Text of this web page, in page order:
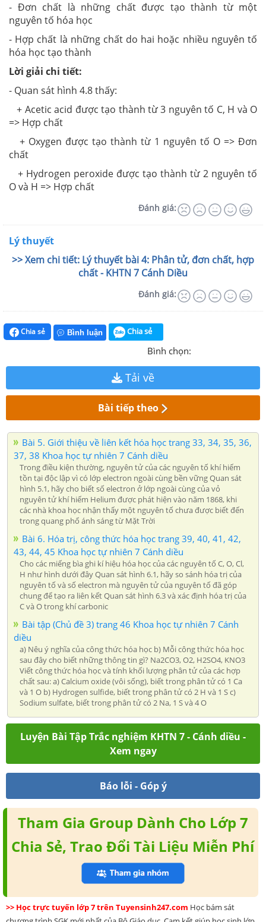
- Đơn chất là những chất được tạo thành từ một
nguyên tố hóa học
- Hợp chất là những chất do hai hoặc nhiều nguyên tố
hóa học tạo thành
Lời giải chi tiết:
- Quan sát hình 4.8 thấy:
+ Acetic acid được tạo thành từ 3 nguyên tố C, H và O
=> Hợp chất
+ Oxygen được tạo thành từ 1 nguyên tố O => Đơn
chất
+ Hydrogen peroxide được tạo thành từ 2 nguyên tố
O và H => Hợp chất
Đánh giá:
Lý thuyết
>> Xem chi tiết: Lý thuyết bài 4: Phân tử, đơn chất, hợp
chất - KHTN 7 Cánh Diều
Đánh giá:
Chia sẻ Bình luận Chia sẻ
Bình chọn:
Tải về
Bài tiếp theo
Bài 5. Giới thiệu về liên kết hóa học trang 33, 34, 35, 36,
37, 38 Khoa học tự nhiên 7 Cánh diều
Trong điều kiện thường, nguyên tử của các nguyên tố khí hiếm
tồn tại độc lập vì có lớp electron ngoài cùng bền vững Quan sát
hình 5.1, hãy cho biết số electron ở lớp ngoài cùng của vỏ
nguyên tử khí hiếm Helium được phát hiện vào năm 1868, khi
các nhà khoa học nhận thấy một nguyên tố chưa được biết đến
trong quang phổ ánh sáng từ Mặt Trời
Bài 6. Hóa trị, công thức hóa học trang 39, 40, 41, 42,
43, 44, 45 Khoa học tự nhiên 7 Cánh diều
Cho các miếng bìa ghi kí hiệu hóa học của các nguyên tố C, O, Cl,
H như hình dưới đây Quan sát hình 6.1, hãy so sánh hóa trị của
nguyên tố và số electron mà nguyên tử của nguyên tố đã góp
chung để tạo ra liên kết Quan sát hình 6.3 và xác định hóa trị của
C và O trong khí carbonic
Bài tập (Chủ đề 3) trang 46 Khoa học tự nhiên 7 Cánh
diều
a) Nêu ý nghĩa của công thức hóa học b) Mỗi công thức hóa học
sau đây cho biết những thông tin gì? Na2CO3, O2, H2SO4, KNO3
Viết công thức hóa học và tính khối lượng phân tử của các hợp
chất sau: a) Calcium oxide (vôi sống), biết trong phân tử có 1 Ca
và 1 O b) Hydrogen sulfide, biết trong phân tử có 2 H và 1 S c)
Sodium sulfate, biết trong phân tử có 2 Na, 1 S và 4 O
Luyện Bài Tập Trắc nghiệm KHTN 7 - Cánh diều -
Xem ngay
Báo lỗi - Góp ý
Tham Gia Group Dành Cho Lớp 7
Chia Sẻ, Trao Đổi Tài Liệu Miễn Phí
>> Học trực tuyến lớp 7 trên Tuyensinh247.com Học bám sát